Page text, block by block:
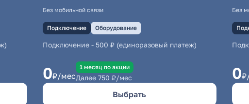
Без мобильной связи
Подключение Оборудование
Подключение- 500 ₽ (единоразовый платеж)
0₽/мес
1 месяц по акции
Далее 750 ₽/мес
Выбрать
Без
0